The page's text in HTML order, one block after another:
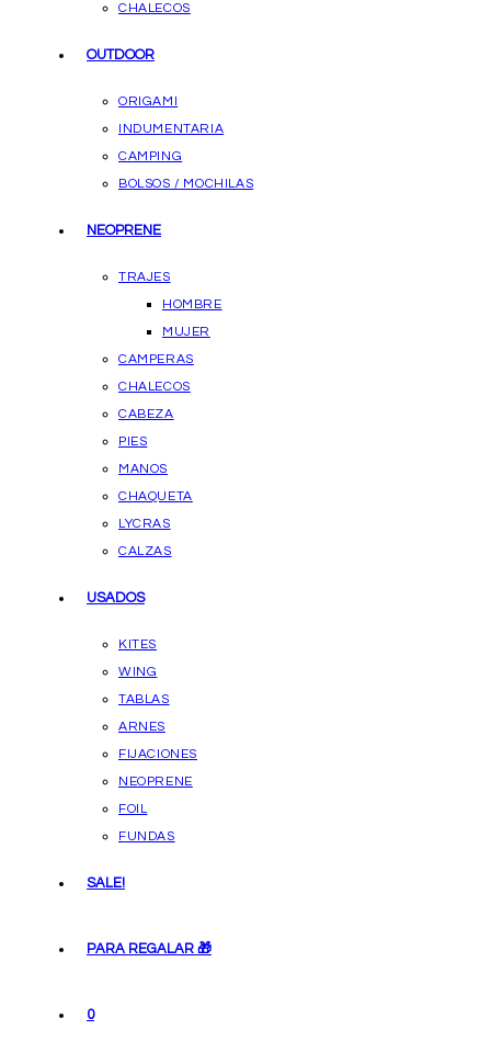
CHALECOS
OUTDOOR
ORIGAMI
INDUMENTARIA
CAMPING
BOLSOS / MOCHILAS
NEOPRENE
TRAJES
HOMBRE
MUJER
CAMPERAS
CHALECOS
CABEZA
PIES
MANOS
CHAQUETA
LYCRAS
CALZAS
USADOS
KITES
WING
TABLAS
ARNES
FIJACIONES
NEOPRENE
FOIL
FUNDAS
SALE!
PARA REGALAR 🎁
0